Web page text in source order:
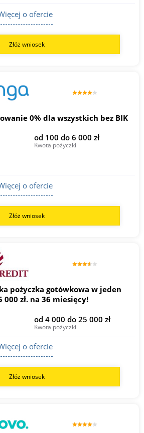
o ofercie
Złóż wniosek
0% dla wszystkich bez BIK
od 100 do 6 000 zł
Kwota pożyczki
o ofercie
Złóż wniosek
pożyczka gotówkowa w jeden
zł. na 36 miesięcy!
od 4 000 do 25 000 zł
Kwota pożyczki
o ofercie
Złóż wniosek